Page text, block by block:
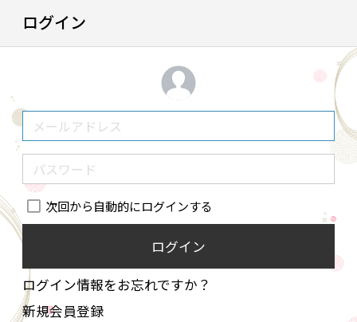
ログイン
次回から自動的にログインする
ログイン
ログイン情報をお忘れですか？
新規会員登録